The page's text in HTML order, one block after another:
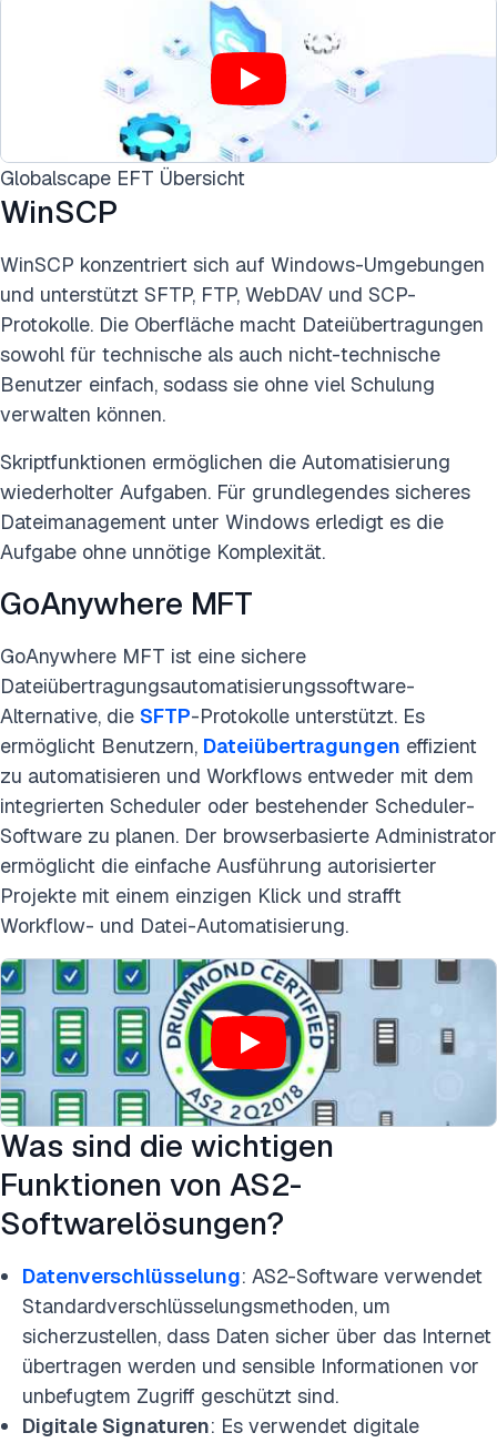
Globalscape EFT Übersicht
WinSCP
WinSCP konzentriert sich auf Windows-Umgebungen
und unterstützt SFTP, FTP, WebDAV und SCP-
Protokolle. Die Oberfläche macht Dateiübertragungen
sowohl für technische als auch nicht-technische
Benutzer einfach, sodass sie ohne viel Schulung
verwalten können.
Skriptfunktionen ermöglichen die Automatisierung
wiederholter Aufgaben. Für grundlegendes sicheres
Dateimanagement unter Windows erledigt es die
Aufgabe ohne unnötige Komplexität.
GoAnywhere MFT
GoAnywhere MFT ist eine sichere
Dateiübertragungsautomatisierungssoftware-
Alternative, die SFTP-Protokolle unterstützt. Es
ermöglicht Benutzern, Dateiübertragungen effizient
zu automatisieren und Workflows entweder mit dem
integrierten Scheduler oder bestehender Scheduler-
Software zu planen. Der browserbasierte Administrator
ermöglicht die einfache Ausführung autorisierter
Projekte mit einem einzigen Klick und strafft
Workflow- und Datei-Automatisierung.
Was sind die wichtigen
Funktionen von AS2-
Softwarelösungen?
Datenverschlüsselung: AS2-Software verwendet
Standardverschlüsselungsmethoden, um
sicherzustellen, dass Daten sicher über das Internet
übertragen werden und sensible Informationen vor
unbefugtem Zugriff geschützt sind.
Digitale Signaturen: Es verwendet digitale